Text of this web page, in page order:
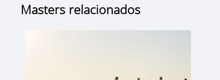
Masters relacionados